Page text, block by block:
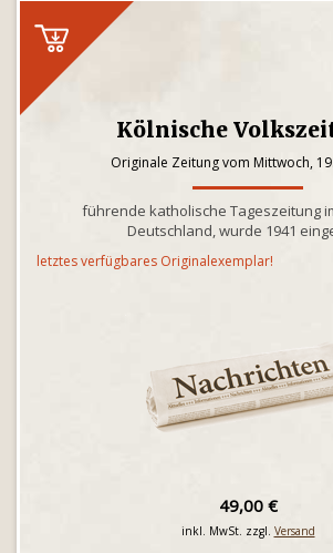
Kölnische
Originale Zeitung vom Mittwoch,
führende katholische Tageszeitung
Deutschland, wurde 1941
letztes verfügbares Originalexemplar!
49,00 €
inkl. MwSt. zzgl. Versand